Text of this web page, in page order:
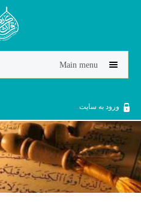
navigation
Main menu
ورود به سایت